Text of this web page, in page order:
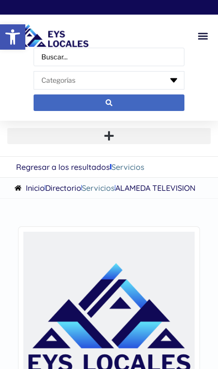
Abrir barra de herramientas
Regresar a los resultadosServicios
InicioDirectorioServiciosALAMEDA TELEVISION